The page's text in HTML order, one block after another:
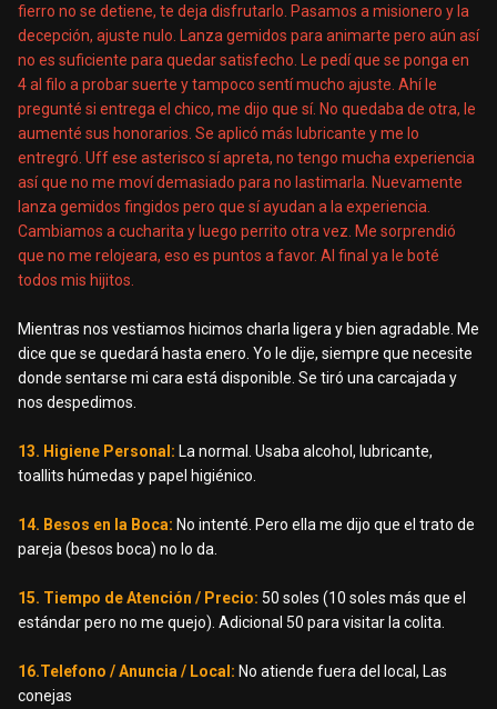
fierro no se detiene, te deja disfrutarlo. Pasamos a misionero y la
decepción, ajuste nulo. Lanza gemidos para animarte pero aún así
no es suficiente para quedar satisfecho. Le pedí que se ponga en
4 al filo a probar suerte y tampoco sentí mucho ajuste. Ahí le
pregunté si entrega el chico, me dijo que sí. No quedaba de otra, le
aumenté sus honorarios. Se aplicó más lubricante y me lo
entregró. Uff ese asterisco sí apreta, no tengo mucha experiencia
así que no me moví demasiado para no lastimarla. Nuevamente
lanza gemidos fingidos pero que sí ayudan a la experiencia.
Cambiamos a cucharita y luego perrito otra vez. Me sorprendió
que no me relojeara, eso es puntos a favor. Al final ya le boté
todos mis hijitos.
Mientras nos vestiamos hicimos charla ligera y bien agradable. Me
dice que se quedará hasta enero. Yo le dije, siempre que necesite
donde sentarse mi cara está disponible. Se tiró una carcajada y
nos despedimos.
13. Higiene Personal: La normal. Usaba alcohol, lubricante,
toallits húmedas y papel higiénico.
14. Besos en la Boca: No intenté. Pero ella me dijo que el trato de
pareja (besos boca) no lo da.
15. Tiempo de Atención / Precio: 50 soles (10 soles más que el
estándar pero no me quejo). Adicional 50 para visitar la colita.
16.Telefono / Anuncia / Local: No atiende fuera del local, Las
conejas